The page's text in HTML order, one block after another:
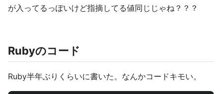
が入ってるっぽいけど指摘してる値同じじゃね？？？
Rubyのコード
Ruby半年ぶりくらいに書いた。なんかコードキモい。